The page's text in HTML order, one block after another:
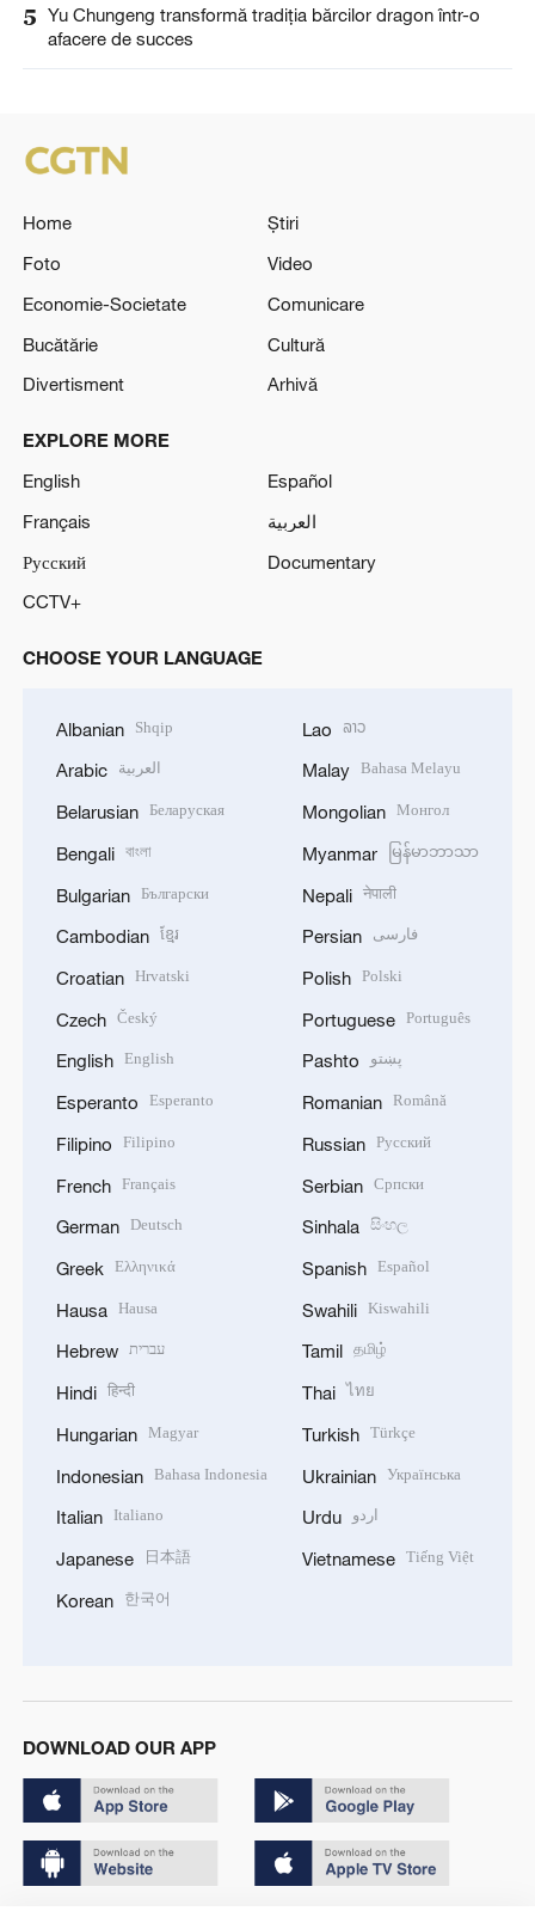
5 Yu Chungeng transformă tradiția bărcilor dragon într-o
afacere de succes
Home
Știri
Foto
Video
Economie-Societate
Comunicare
Bucătărie
Cultură
Divertisment
Arhivă
EXPLORE MORE
English
Español
Français
العربية
Русский
Documentary
CCTV+
CHOOSE YOUR LANGUAGE
Albanian Shqip
Arabic العربية
Belarusian Беларуская
Bengali বাংলা
Bulgarian Български
Cambodian ខ្មែរ
Croatian Hrvatski
Czech Český
English English
Esperanto Esperanto
Filipino Filipino
French Français
German Deutsch
Greek Ελληνικά
Hausa Hausa
Hebrew עברית
Hindi हिन्दी
Hungarian Magyar
Indonesian Bahasa Indonesia
Italian Italiano
Japanese 日本語
Korean 한국어
Lao ລາວ
Malay Bahasa Melayu
Mongolian Монгол
Myanmar မြန်မာဘာသာ
Nepali नेपाली
Persian فارسی
Polish Polski
Portuguese Português
Pashto پښتو
Romanian Română
Russian Русский
Serbian Српски
Sinhala සිංහල
Spanish Español
Swahili Kiswahili
Tamil தமிழ்
Thai ไทย
Turkish Türkçe
Ukrainian Українська
Urdu اردو
Vietnamese Tiếng Việt
DOWNLOAD OUR APP